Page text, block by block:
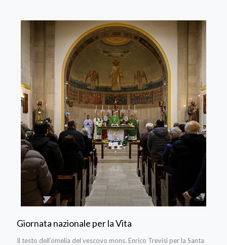
Giornata nazionale per la Vita
Il testo dell’omelia del vescovo mons. Enrico Trevisi per la Santa